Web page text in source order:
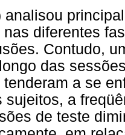
analisou
diferentes
Contudo,
das
a se
sujeitos, a
de teste